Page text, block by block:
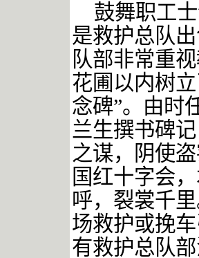
鼓舞职工
是救护总队
队部非常重视
花圃以内树立
念碑”。由时
兰生撰书碑
之谋，阴使
国红十字会
呼，裂裳千
场救护或挽
有救护总队